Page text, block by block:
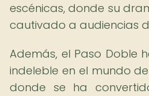
escénicas, donde su
cautivado a audiencias
Además, el Paso Doble
indeleble en el mundo
donde se ha